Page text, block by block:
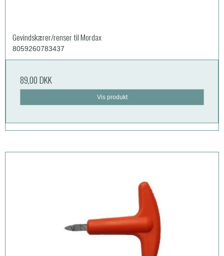
Gevindskærer/renser til Mordax
8059260783437
89,00 DKK
Vis produkt